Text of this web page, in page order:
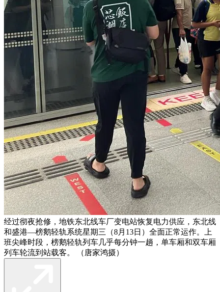
经过彻夜抢修，地铁东北线车厂变电站恢复电力供应，东北线
和盛港—榜鹅轻轨系统星期三（8月13日）全面正常运作。上
班尖峰时段，榜鹅轻轨列车几乎每分钟一趟，单车厢和双车厢
列车轮流到站载客。 （唐家鸿摄）